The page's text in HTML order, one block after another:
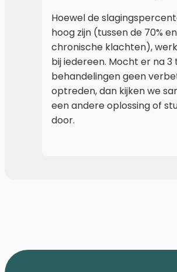
Hoewel de
hoog zijn (tussen de 70%
chronische klachten),
bij iedereen. Mocht er na 3
behandelingen geen
optreden, dan kijken we
een andere oplossing of
door.